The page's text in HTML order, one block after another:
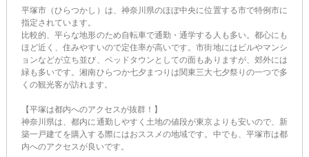
平塚市（ひらつかし）は、神奈川県のほぼ中央に位置する市で特例市に
指定されています。
比較的、平らな地形のため自転車で通勤・通学する人も多い。都心にも
ほど近く、住みやすいので定住率が高いです。市街地にはビルやマンシ
ョンなどが立ち並び、ベッドタウンとしての面もありますが、郊外には
緑も多いです。湘南ひらつか七夕まつりは関東三大七夕祭りの一つで多
くの観光客が訪れます。
【平塚は都内へのアクセスが抜群！】
神奈川県は、都内に通勤しやすく土地の値段が東京よりも安いので、新
築一戸建てを購入する際にはおススメの地域です。中でも、平塚市は都
内へのアクセスが良いです。